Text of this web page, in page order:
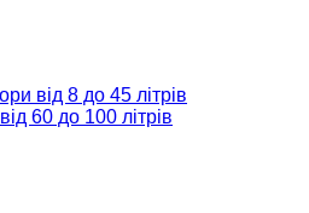
від 8 до 45 літрів
60 до 100 літрів